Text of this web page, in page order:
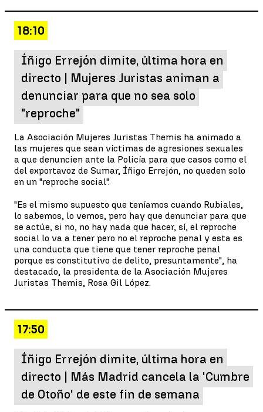
18:10
Íñigo Errejón dimite, última hora en
directo | Mujeres Juristas animan a
denunciar para que no sea solo
"reproche"
La Asociación Mujeres Juristas Themis ha animado a
las mujeres que sean víctimas de agresiones sexuales
a que denuncien ante la Policía para que casos como el
del exportavoz de Sumar, Íñigo Errejón, no queden solo
en un "reproche social".
"Es el mismo supuesto que teníamos cuando Rubiales,
lo sabemos, lo vemos, pero hay que denunciar para que
se actúe, si no, no hay nada que hacer, sí, el reproche
social lo va a tener pero no el reproche penal y esta es
una conducta que tiene que tener reproche penal
porque es constitutivo de delito, presuntamente", ha
destacado, la presidenta de la Asociación Mujeres
Juristas Themis, Rosa Gil López.
17:50
Íñigo Errejón dimite, última hora en
directo | Más Madrid cancela la 'Cumbre
de Otoño' de este fin de semana